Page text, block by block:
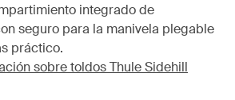
integrado de
seguro para la manivela plegable
práctico.
sobre toldos Thule Sidehill